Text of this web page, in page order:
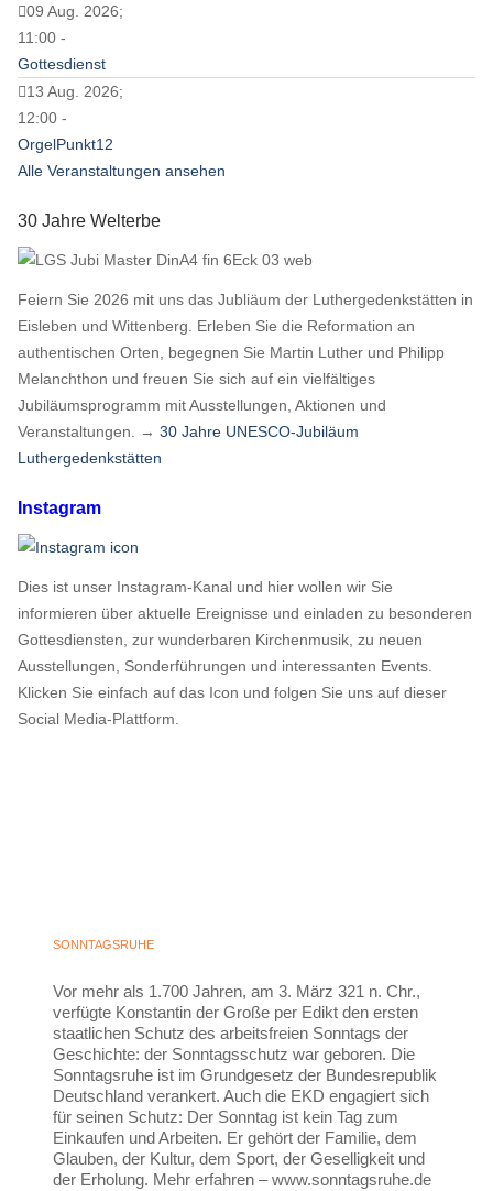
09 Aug. 2026;
11:00 -
Gottesdienst
13 Aug. 2026;
12:00 -
OrgelPunkt12
Alle Veranstaltungen ansehen
30 Jahre Welterbe
Feiern Sie 2026 mit uns das Jubliäum der Luthergedenkstätten in
Eisleben und Wittenberg. Erleben Sie die Reformation an
authentischen Orten, begegnen Sie Martin Luther und Philipp
Melanchthon und freuen Sie sich auf ein vielfältiges
Jubiläumsprogramm mit Ausstellungen, Aktionen und
Veranstaltungen. → 30 Jahre UNESCO-Jubiläum
Luthergedenkstätten
Instagram
Dies ist unser Instagram-Kanal und hier wollen wir Sie
informieren über aktuelle Ereignisse und einladen zu besonderen
Gottesdiensten, zur wunderbaren Kirchenmusik, zu neuen
Ausstellungen, Sonderführungen und interessanten Events.
Klicken Sie einfach auf das Icon und folgen Sie uns auf dieser
Social Media-Plattform.
SONNTAGSRUHE
Vor mehr als 1.700 Jahren, am 3. März 321 n. Chr.,
verfügte Konstantin der Große per Edikt den ersten
staatlichen Schutz des arbeitsfreien Sonntags der
Geschichte: der Sonntagsschutz war geboren. Die
Sonntagsruhe ist im Grundgesetz der Bundesrepublik
Deutschland verankert. Auch die EKD engagiert sich
für seinen Schutz: Der Sonntag ist kein Tag zum
Einkaufen und Arbeiten. Er gehört der Familie, dem
Glauben, der Kultur, dem Sport, der Geselligkeit und
der Erholung. Mehr erfahren – www.sonntagsruhe.de